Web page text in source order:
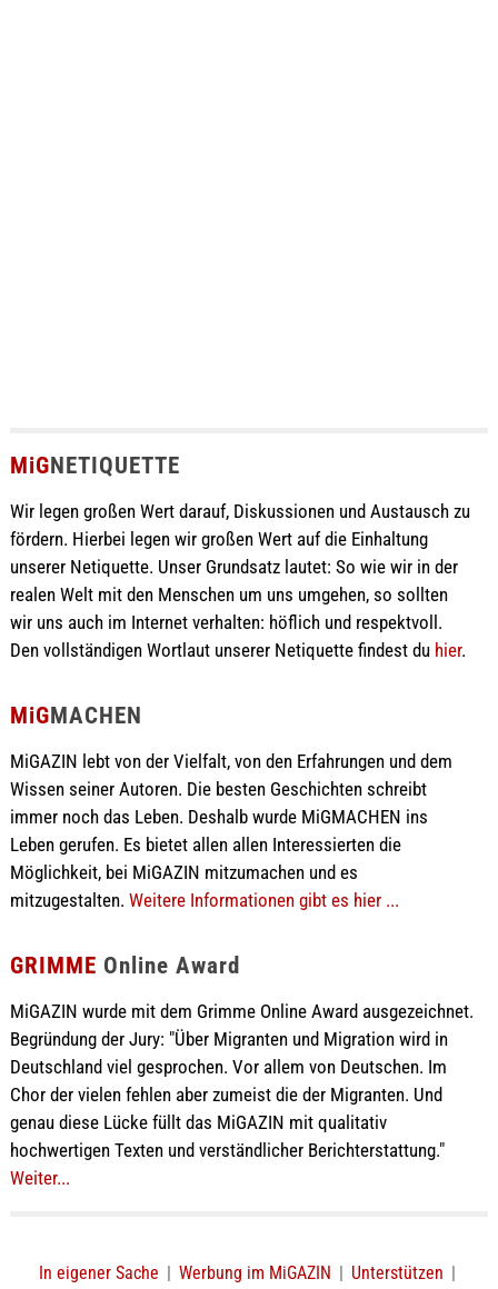
MiGNETIQUETTE
Wir legen großen Wert darauf, Diskussionen und Austausch zu
fördern. Hierbei legen wir großen Wert auf die Einhaltung
unserer Netiquette. Unser Grundsatz lautet: So wie wir in der
realen Welt mit den Menschen um uns umgehen, so sollten
wir uns auch im Internet verhalten: höflich und respektvoll.
Den vollständigen Wortlaut unserer Netiquette findest du hier.
MiGMACHEN
MiGAZIN lebt von der Vielfalt, von den Erfahrungen und dem
Wissen seiner Autoren. Die besten Geschichten schreibt
immer noch das Leben. Deshalb wurde MiGMACHEN ins
Leben gerufen. Es bietet allen allen Interessierten die
Möglichkeit, bei MiGAZIN mitzumachen und es
mitzugestalten. Weitere Informationen gibt es hier ...
GRIMME Online Award
MiGAZIN wurde mit dem Grimme Online Award ausgezeichnet.
Begründung der Jury: "Über Migranten und Migration wird in
Deutschland viel gesprochen. Vor allem von Deutschen. Im
Chor der vielen fehlen aber zumeist die der Migranten. Und
genau diese Lücke füllt das MiGAZIN mit qualitativ
hochwertigen Texten und verständlicher Berichterstattung."
Weiter...
In eigener Sache | Werbung im MiGAZIN | Unterstützen |